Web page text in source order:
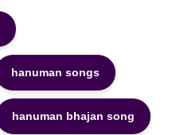
hanuman songs
hanuman bhajan song